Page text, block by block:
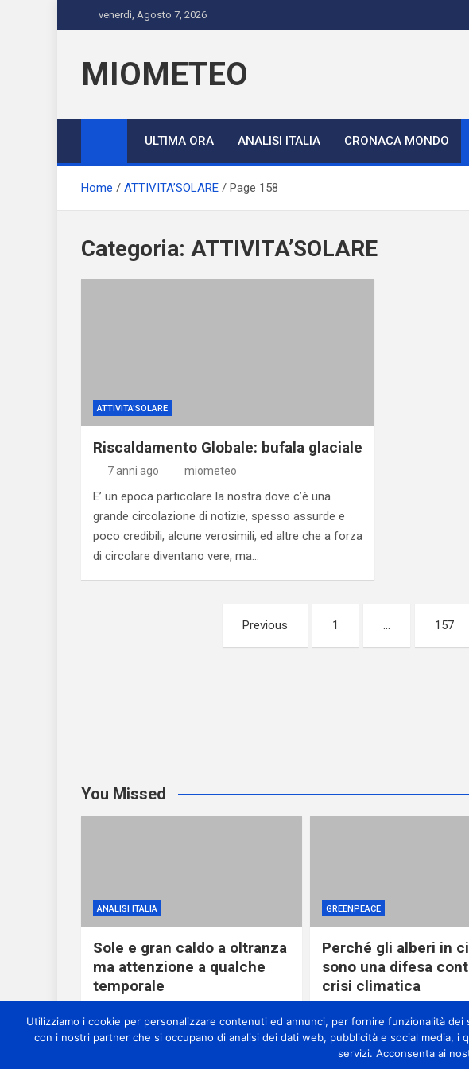
to
venerdì, Agosto 7, 2026
MIOMETEO
ULTIMA ORA ANALISI ITALIA CRONACA MONDO
Home ATTIVITA’SOLARE Page 158
Categoria: ATTIVITA’SOLARE
ATTIVITA'SOLARE
Riscaldamento Globale: bufala glaciale
7 anni ago miometeo
E’ un epoca particolare la nostra dove c’è una
grande circolazione di notizie, spesso assurde e
poco credibili, alcune verosimili, ed altre che a forza
di circolare diventano vere, ma…
Previous 1 157
You Missed
ANALISI ITALIA
Sole e gran caldo a oltranza
ma attenzione a qualche
temporale
GREENPEACE
Perché gli alberi in
sono una difesa
crisi climatica
Utilizziamo i cookie per personalizzare contenuti ed annunci, per fornire funzionalità
con i nostri partner che si occupano di analisi dei dati web, pubblicità e social media,
servizi. Acconsenta ai